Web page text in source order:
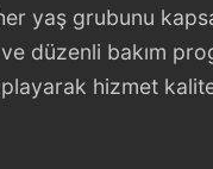
yaş grubunu
düzenli bakım
hizmet